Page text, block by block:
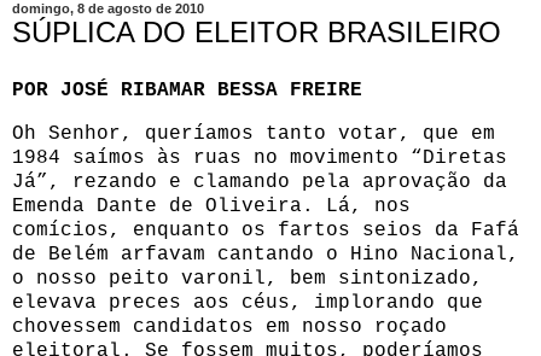
domingo, 8 de agosto de 2010
SÚPLICA DO ELEITOR BRASILEIRO
POR JOSÉ RIBAMAR BESSA FREIRE
Oh Senhor, queríamos tanto votar, que em
1984 saímos às ruas no movimento “Diretas
Já”, rezando e clamando pela aprovação da
Emenda Dante de Oliveira. Lá, nos
comícios, enquanto os fartos seios da Fafá
de Belém arfavam cantando o Hino Nacional,
o nosso peito varonil, bem sintonizado,
elevava preces aos céus, implorando que
chovessem candidatos em nosso roçado
eleitoral. Se fossem muitos, poderíamos